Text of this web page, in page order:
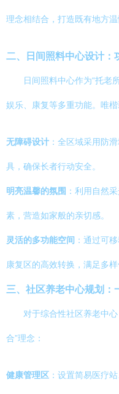
理念相结合，打造既有地方
二、日间照料中心设计：
日间照料中心作为“托老
娱乐、康复等多重功能。唯
无障碍设计 ：全区域采用防
具，确保长者行动安全。
明亮温馨的氛围 ：利用自然
素，营造如家般的亲切感。
灵活的多功能空间 ：通过可
康复区的高效转换，满足多样
三、社区养老中心规划：
对于综合性社区养老中
合”理念：
健康管理区 ：设置简易医疗